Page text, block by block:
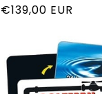
Normale
€139,00 EUR